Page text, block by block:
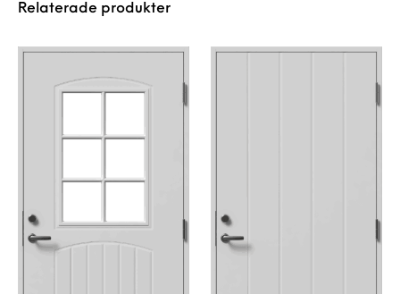
Relaterade produkter